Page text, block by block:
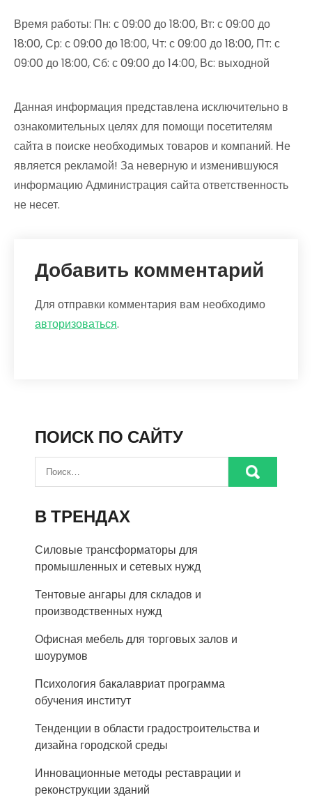
Время работы: Пн: с 09:00 до 18:00, Вт: с 09:00 до
18:00, Ср: с 09:00 до 18:00, Чт: с 09:00 до 18:00, Пт: с
09:00 до 18:00, Сб: с 09:00 до 14:00, Вс: выходной
Данная информация представлена исключительно в
ознакомительных целях для помощи посетителям
сайта в поиске необходимых товаров и компаний. Не
является рекламой! За неверную и изменившуюся
информацию Администрация сайта ответственность
не несет.
Добавить комментарий
Для отправки комментария вам необходимо
авторизоваться.
ПОИСК ПО САЙТУ
В ТРЕНДАХ
Силовые трансформаторы для
промышленных и сетевых нужд
Тентовые ангары для складов и
производственных нужд
Офисная мебель для торговых залов и
шоурумов
Психология бакалавриат программа
обучения институт
Тенденции в области градостроительства и
дизайна городской среды
Инновационные методы реставрации и
реконструкции зданий